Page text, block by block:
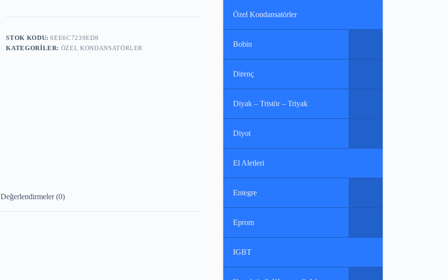
STOK KODU:6EE6C7239ED8
KATEGORILER: ÖZEL KONDANSATÖRLER
Değerlendirmeler (0)
Özel Kondansatörler
Bobin
Direnç
Diyak – Tristör – Triyak
Diyot
El Aletleri
Entegre
Eprom
IGBT